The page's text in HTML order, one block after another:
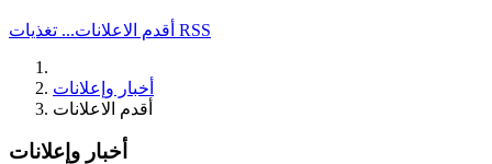
أقدم الاعلانات... تغذيات RSS
أخبار وإعلانات
أقدم الاعلانات
أخبار وإعلانات